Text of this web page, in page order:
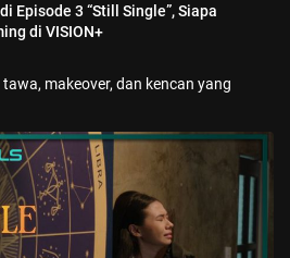
Episode 3 “Still Single”, Siapa
di VISION+
makeover, dan kencan yang